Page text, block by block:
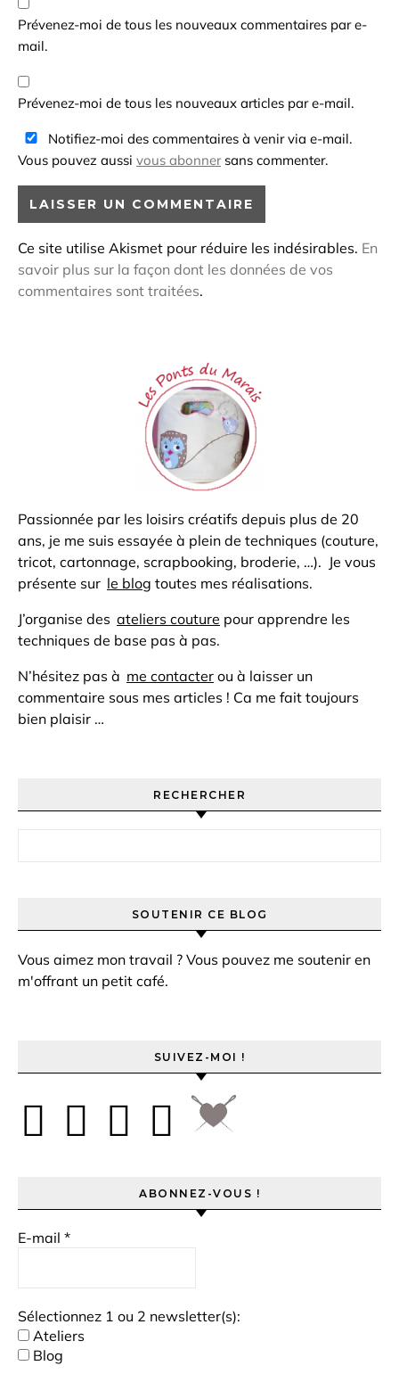
Prévenez-moi de tous les nouveaux commentaires par e-
mail.
Prévenez-moi de tous les nouveaux articles par e-mail.
Notifiez-moi des commentaires à venir via e-mail.
Vous pouvez aussi vous abonnersans commenter.
Ce site utilise Akismet pour réduire les indésirables. En
savoir plus sur la façon dont les données de vos
commentaires sont traitées.
Passionnée par les loisirs créatifs depuis plus de 20
ans, je me suis essayée à plein de techniques (couture,
tricot, cartonnage, scrapbooking, broderie, …). Je vous
présente sur le blog toutes mes réalisations.
J’organise des ateliers couture pour apprendre les
techniques de base pas à pas.
N’hésitez pas à me contacter ou à laisser un
commentaire sous mes articles ! Ca me fait toujours
bien plaisir …
RECHERCHER
SOUTENIR CE BLOG
Vous aimez mon travail ? Vous pouvez me soutenir en
m'offrant un petit café.
SUIVEZ-MOI !
ABONNEZ-VOUS !
E-mail *
Sélectionnez 1 ou 2 newsletter(s):
Ateliers
Blog